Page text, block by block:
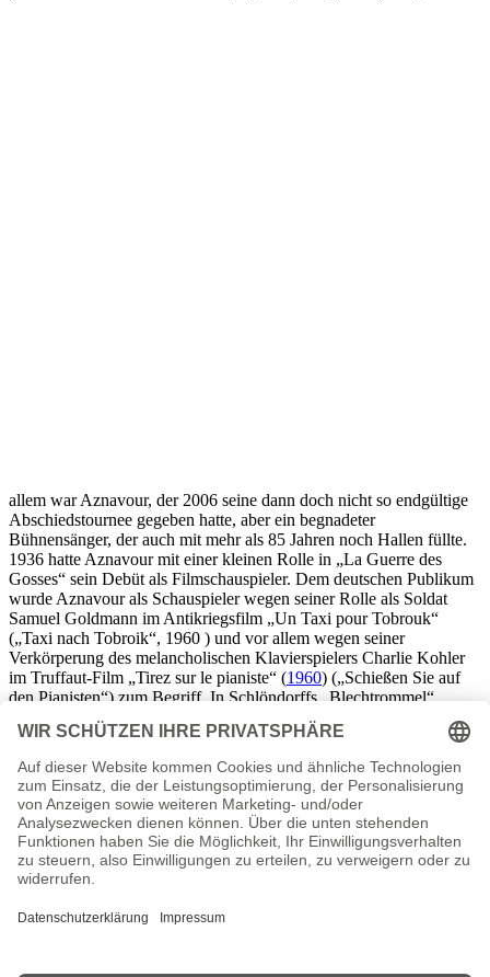
allem war Aznavour, der 2006 seine dann doch nicht so endgültige
Abschiedstournee gegeben hatte, aber ein begnadeter
Bühnensänger, der auch mit mehr als 85 Jahren noch Hallen füllte.
1936 hatte Aznavour mit einer kleinen Rolle in „La Guerre des
Gosses“ sein Debüt als Filmschauspieler. Dem deutschen Publikum
wurde Aznavour als Schauspieler wegen seiner Rolle als Soldat
Samuel Goldmann im Antikriegsfilm „Un Taxi pour Tobrouk“
(„Taxi nach Tobroik“, 1960 ) und vor allem wegen seiner
Verkörperung des melancholischen Klavierspielers Charlie Kohler
im Truffaut-Film „Tirez sur le pianiste“ (1960) („Schießen Sie auf
den Pianisten“) zum Begriff. In Schlöndorffs „Blechtrommel“
(1979) war Aznavour der jüdische Spielwarenhändler Sigismund
Markus und in Chabrols „Les Fantômes du chapelier“ („Die
Schneider Kachoudas.
Aznavour hat drei Mal geheiratet. Nach Micheline Rugel und
Evelyne Plessis wurde die Schwedin Ulla Thorssell 1967 seine
dritte Ehefrau. Von seinen zwischen 1946 und 1977 geborenen
sechs Kindern starb Sohn Patrick (geb. 1956) im Alter von 25
Jahren.
gesundheitlichen Gründen immer wieder Konzerte abbrechen. Am
Charles Aznavour Seiten, Steckbrief etc.